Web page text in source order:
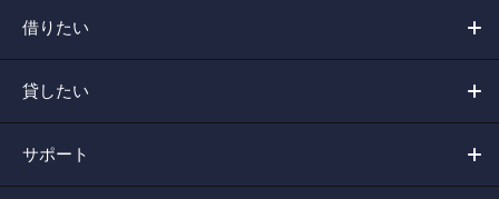
借りたい
貸したい
サポート